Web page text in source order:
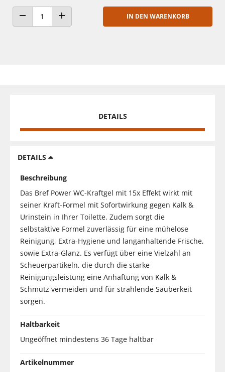
ANZAHL VERRINGERNANZAHL ERHÖHEN
IN DEN WARENKORB
DETAILS
DETAILS
Beschreibung
Das Bref Power WC-Kraftgel mit 15x Effekt wirkt mit
seiner Kraft-Formel mit Sofortwirkung gegen Kalk &
Urinstein in Ihrer Toilette. Zudem sorgt die
selbstaktive Formel zuverlässig für eine mühelose
Reinigung, Extra-Hygiene und langanhaltende Frische,
sowie Extra-Glanz. Es verfügt über eine Vielzahl an
Scheuerpartikeln, die durch die starke
Reinigungsleistung eine Anhaftung von Kalk &
Schmutz vermeiden und für strahlende Sauberkeit
sorgen.
Haltbarkeit
Ungeöffnet mindestens 36 Tage haltbar
Artikelnummer